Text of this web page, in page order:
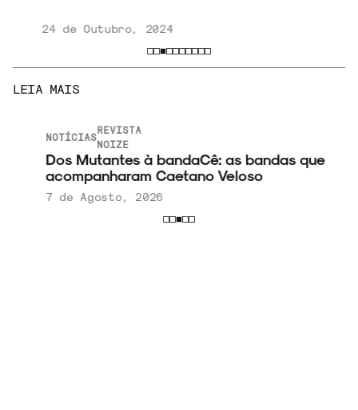
24 de Outubro, 2024
LEIA MAIS
NOTÍCIAS
REVISTA
NOIZE
Dos Mutantes à bandaCê: as bandas que
acompanharam Caetano Veloso
7 de Agosto, 2026